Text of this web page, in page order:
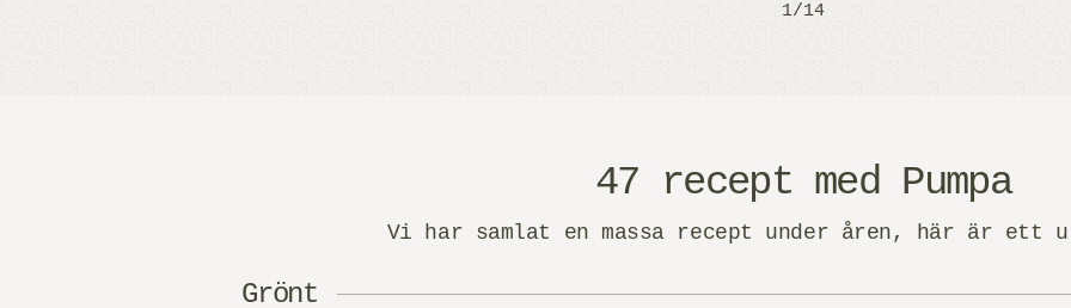
1/14
47 recept med Pumpa
Vi har samlat en massa recept under åren, här är ett
Grönt